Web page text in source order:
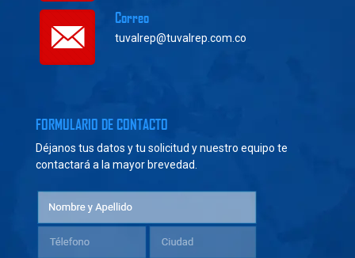
Correo
tuvalrep@tuvalrep.com.co
FORMULARIO DE CONTACTO
Déjanos tus datos y tu solicitud y nuestro equipo te
contactará a la mayor brevedad.